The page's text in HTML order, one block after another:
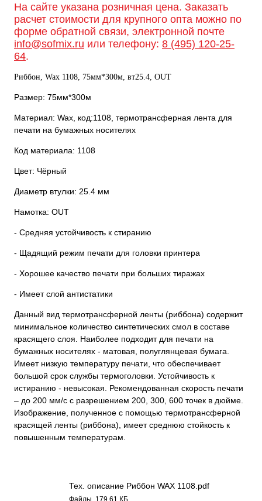
На сайте указана розничная цена. Заказать
расчет стоимости для крупного опта можно по
форме обратной связи, электронной почте
info@sofmix.ru или телефону: 8 (495) 120-25-
64.
Риббон, Wax 1108, 75мм*300м, вт25.4, OUT
Размер: 75мм*300м
Материал: Wax, код:1108, термотрансферная лента для
печати на бумажных носителях
Код материала: 1108
Цвет: Чёрный
Диаметр втулки: 25.4 мм
Намотка: OUT
- Средняя устойчивость к стиранию
- Щадящий режим печати для головки принтера
- Хорошее качество печати при больших тиражах
- Имеет слой антистатики
Данный вид термотрансферной ленты (риббона) содержит
минимальное количество синтетических смол в составе
красящего слоя. Наиболее подходит для печати на
бумажных носителях - матовая, полуглянцевая бумага.
Имеет низкую температуру печати, что обеспечивает
большой срок службы термоголовки. Устойчивость к
истиранию - невысокая. Рекомендованная скорость печати
– до 200 мм/с с разрешением 200, 300, 600 точек в дюйме.
Изображение, полученное с помощью термотрансферной
красящей ленты (риббона), имеет среднюю стойкость к
повышенным температурам.
Тех. описание Риббон WAX 1108.pdf
Файлы, 179.61 КБ